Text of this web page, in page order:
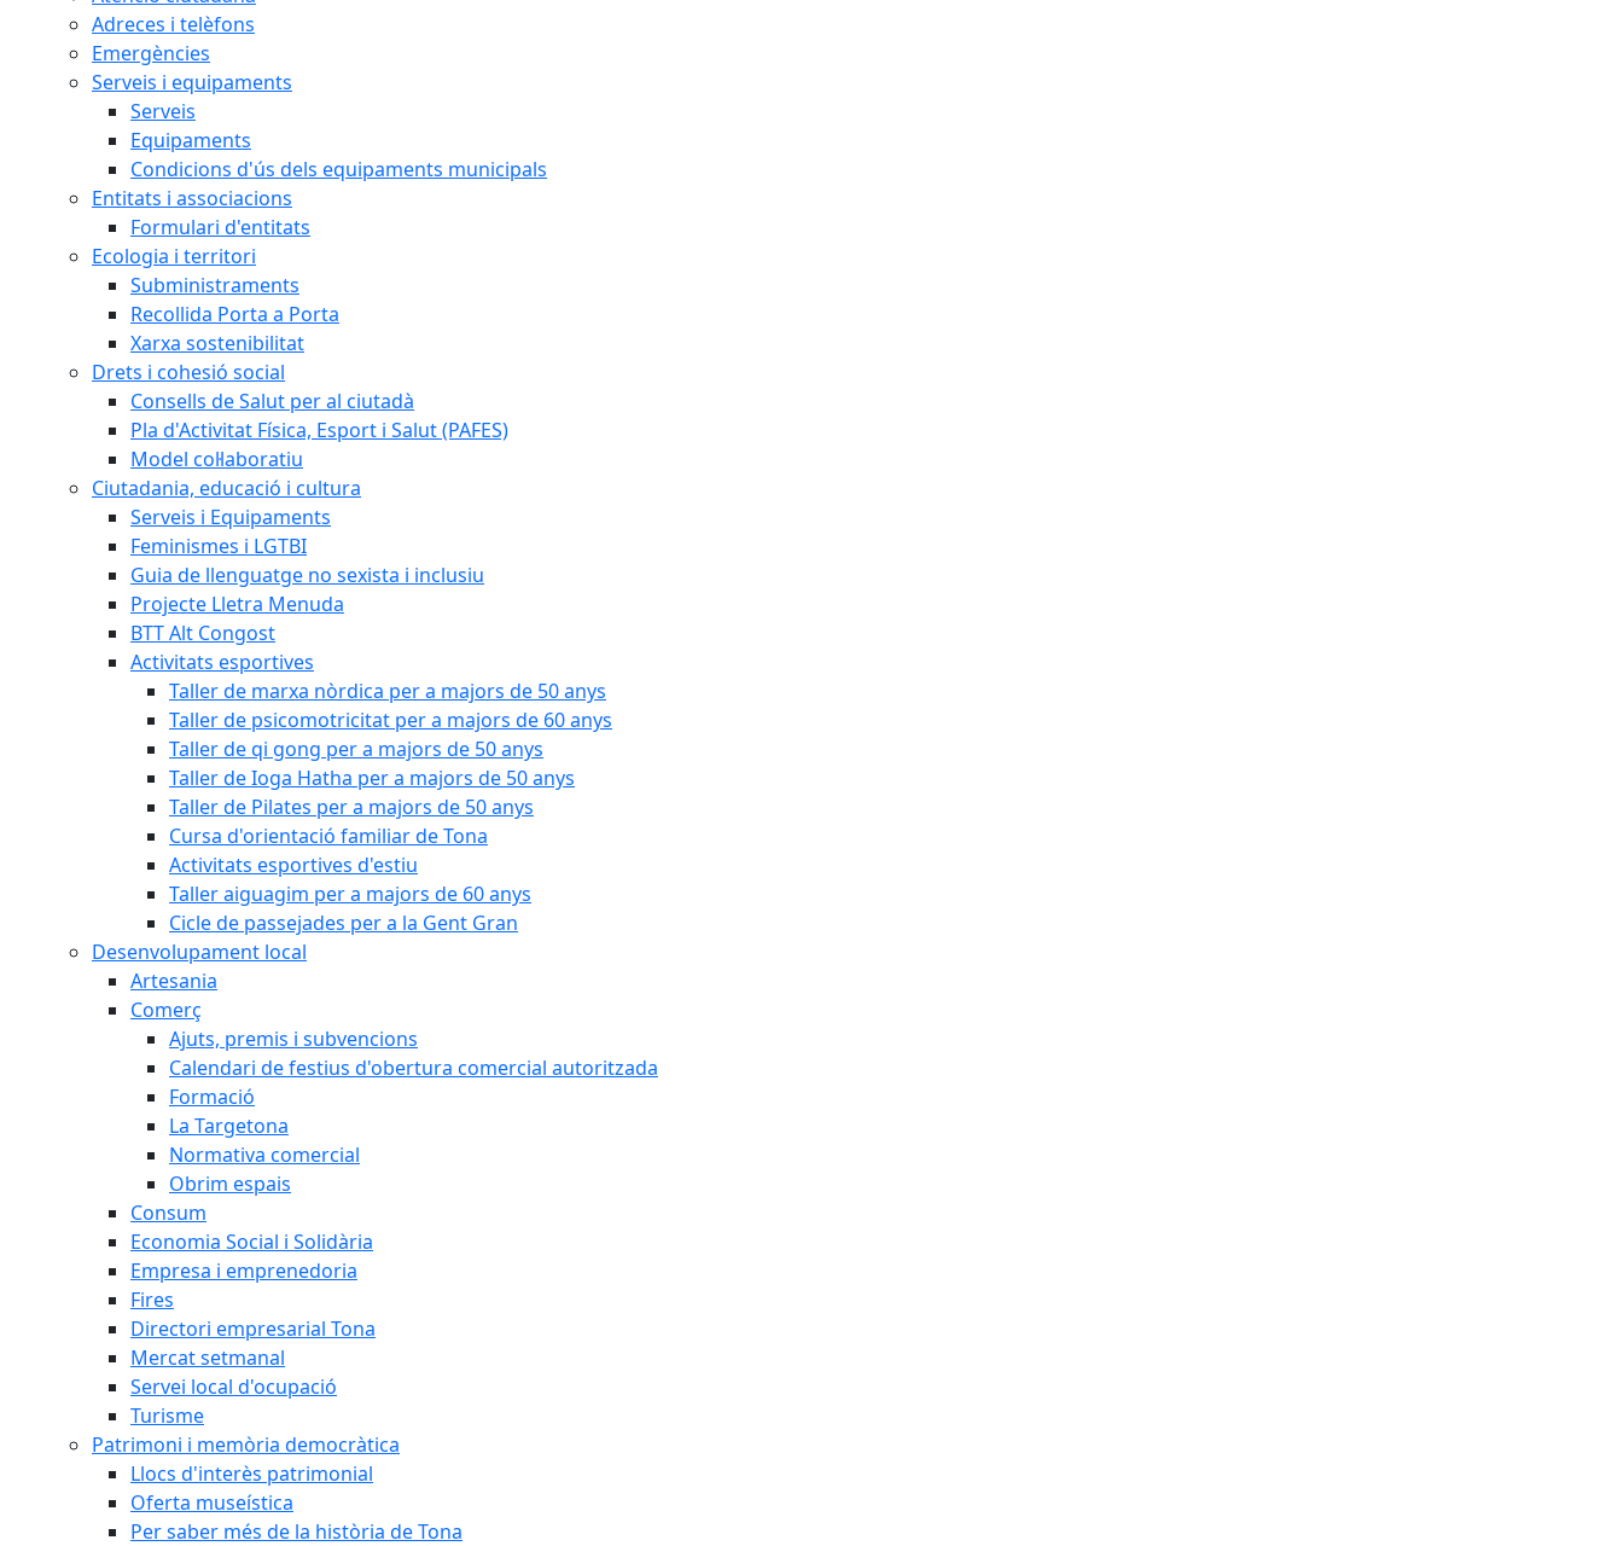
Adreces i telèfons
Emergències
Serveis i equipaments
Serveis
Equipaments
Condicions d'ús dels equipaments municipals
Entitats i associacions
Formulari d'entitats
Ecologia i territori
Subministraments
Recollida Porta a Porta
Xarxa sostenibilitat
Drets i cohesió social
Consells de Salut per al ciutadà
Pla d'Activitat Física, Esport i Salut (PAFES)
Model col·laboratiu
Ciutadania, educació i cultura
Serveis i Equipaments
Feminismes i LGTBI
Guia de llenguatge no sexista i inclusiu
Projecte Lletra Menuda
BTT Alt Congost
Activitats esportives
Taller de marxa nòrdica per a majors de 50 anys
Taller de psicomotricitat per a majors de 60 anys
Taller de qi gong per a majors de 50 anys
Taller de Ioga Hatha per a majors de 50 anys
Taller de Pilates per a majors de 50 anys
Cursa d'orientació familiar de Tona
Activitats esportives d'estiu
Taller aiguagim per a majors de 60 anys
Cicle de passejades per a la Gent Gran
Desenvolupament local
Artesania
Comerç
Ajuts, premis i subvencions
Calendari de festius d'obertura comercial autoritzada
Formació
La Targetona
Normativa comercial
Obrim espais
Consum
Economia Social i Solidària
Empresa i emprenedoria
Fires
Directori empresarial Tona
Mercat setmanal
Servei local d'ocupació
Turisme
Patrimoni i memòria democràtica
Llocs d'interès patrimonial
Oferta museística
Per saber més de la història de Tona